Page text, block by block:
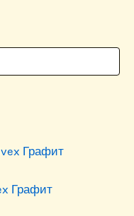
Графит